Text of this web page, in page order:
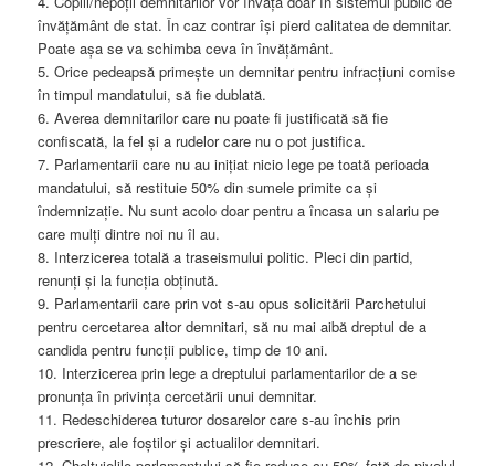
învățământ de stat. În caz contrar își pierd calitatea de demnitar.
Poate așa se va schimba ceva în învățământ.
5. Orice pedeapsă primește un demnitar pentru infracțiuni comise
în timpul mandatului, să fie dublată.
6. Averea demnitarilor care nu poate fi justificată să fie
confiscată, la fel și a rudelor care nu o pot justifica.
7. Parlamentarii care nu au inițiat nicio lege pe toată perioada
mandatului, să restituie 50% din sumele primite ca și
îndemnizație. Nu sunt acolo doar pentru a încasa un salariu pe
care mulți dintre noi nu îl au.
8. Interzicerea totală a traseismului politic. Pleci din partid,
renunți și la funcția obținută.
9. Parlamentarii care prin vot s-au opus solicitării Parchetului
pentru cercetarea altor demnitari, să nu mai aibă dreptul de a
candida pentru funcții publice, timp de 10 ani.
10. Interzicerea prin lege a dreptului parlamentarilor de a se
pronunța în privința cercetării unui demnitar.
11. Redeschiderea tuturor dosarelor care s-au închis prin
prescriere, ale foștilor și actualilor demnitari.